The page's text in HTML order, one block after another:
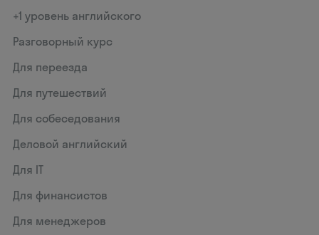
+1 уровень английского
Разговорный курс
Для переезда
Для путешествий
Для собеседования
Деловой английский
Для IT
Для финансистов
Для менеджеров